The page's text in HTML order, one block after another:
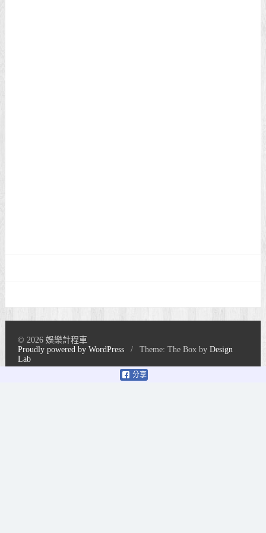
分享
© 2026 娛樂計程車
Proudly powered by WordPress
/ Theme: The Box byDesign
Lab